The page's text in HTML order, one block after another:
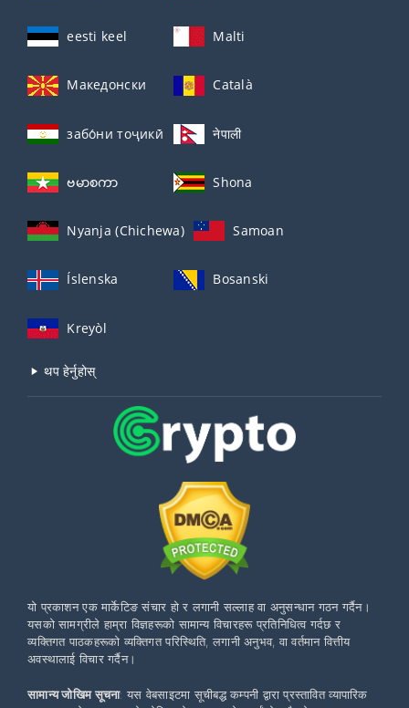
eesti keel Malti
Македонски Català
забо́ни тоҷикӣ́ नेपाली
ဗမာစကာ Shona
Nyanja (Chichewa) Samoan
Íslenska Bosanski
Kreyòl
थप हेर्नुहोस्
यो प्रकाशन एक मार्केटिङ संचार हो र लगानी सल्लाह वा अनुसन्धान गठन गर्दैन।
यसको सामग्रीले हाम्रा विज्ञहरूको सामान्य विचारहरू प्रतिनिधित्व गर्दछ र
व्यक्तिगत पाठकहरूको व्यक्तिगत परिस्थिति, लगानी अनुभव, वा वर्तमान वित्तीय
अवस्थालाई विचार गर्दैन।
सामान्य जोखिम सूचना: यस वेबसाइटमा सूचीबद्ध कम्पनी द्वारा प्रस्तावित व्यापारिक